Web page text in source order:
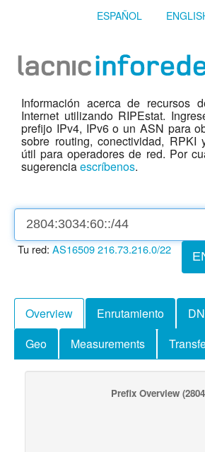
ESPAÑOL
Información acerca de recursos
Internet utilizando RIPEstat.
prefijo IPv4, IPv6 o un ASN para
sobre routing, conectividad, RPKI
útil para operadores de red. Por
sugerenciaescríbenos.
Tu red: AS16509216.73.216.0/22
Overview Enrutamiento
Geo
Measurements
Prefix Overview